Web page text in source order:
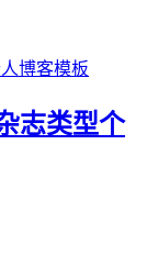
志类型个